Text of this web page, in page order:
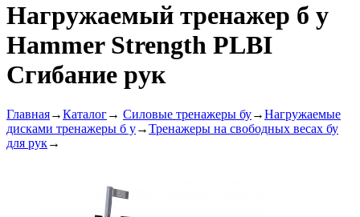
Нагружаемый тренажер б у
Hammer Strength PLBI
Сгибание рук
Главная→Каталог→ Силовые тренажеры бу→Нагружаемые
дисками тренажеры б у→Тренажеры на свободных весах бу
для рук→